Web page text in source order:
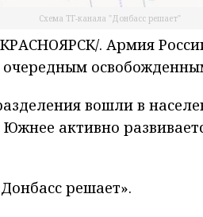
Схема ТГ-канала "Донбасс решает"
. Армия
вошли в
активно
решает».